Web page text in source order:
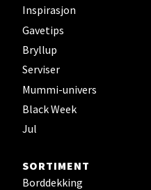
Inspirasjon
Gavetips
Bryllup
Serviser
Mummi-univers
Black Week
Jul
SORTIMENT
Borddekking
Leirvik - Stord
Torgbakken 2, 5401